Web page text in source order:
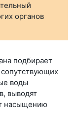
органов
подбирает
воды
выводят
насыщению